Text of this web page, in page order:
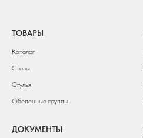
ТОВАРЫ
Каталог
Столы
Стулья
Обеденные группы
ДОКУМЕНТЫ